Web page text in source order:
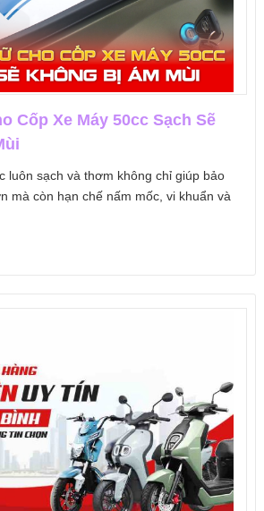
Cốp Xe Máy 50cc Sạch Sẽ
luôn sạch và thơm không chỉ giúp bảo
mà còn hạn chế nấm mốc, vi khuẩn và